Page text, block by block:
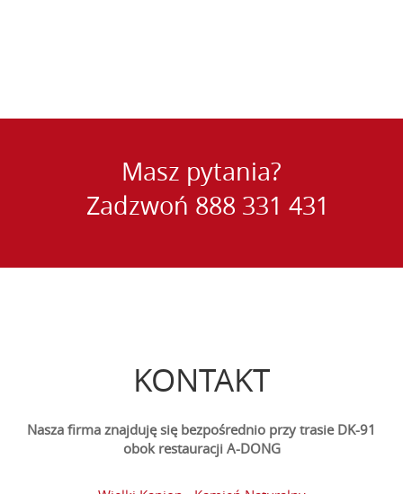
Masz pytania?
Zadzwoń 888 331 431
KONTAKT
Nasza firma znajduję się bezpośrednio przy trasie DK-91
obok restauracji A-DONG